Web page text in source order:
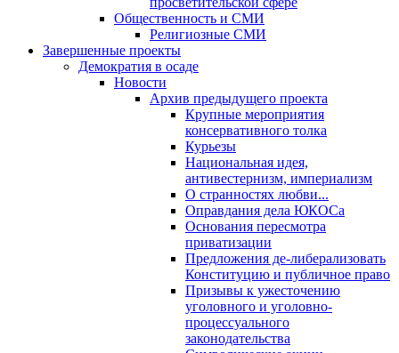
Общественность и СМИ
Религиозные СМИ
Завершенные проекты
Демократия в осаде
Новости
Архив предыдущего проекта
Крупные мероприятия
консервативного толка
Курьезы
Национальная идея,
антивестернизм, империализм
О странностях любви...
Оправдания дела ЮКОСа
Основания пересмотра
приватизации
Предложения де-либерализовать
Конституцию и публичное право
Призывы к ужесточению
уголовного и уголовно-
процессуального
законодательства